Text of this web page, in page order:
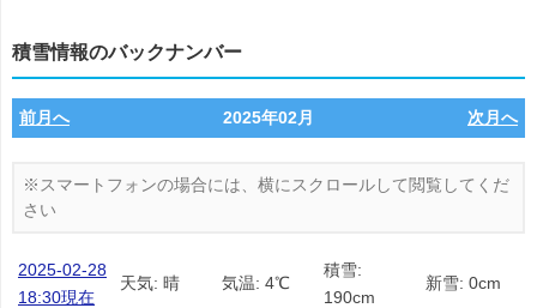
積雪情報のバックナンバー
前月へ 2025年02月 次月へ
2025-02-28
18:30現在
天気: 晴 気温: 4℃
積雪:
190cm
新雪: 0cm